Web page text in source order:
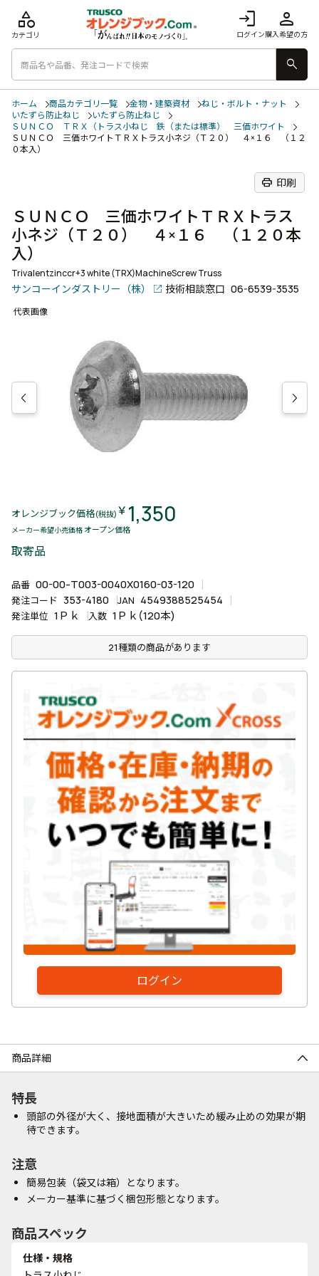
login
ログイン
person
購入希望の方
category
カテゴリ
search
ホーム 商品カテゴリ一覧 金物・建築資材
ねじ・ボルト・ナット
いたずら防止ねじ
いたずら防止ねじ
ＳＵＮＣＯ ＴＲＸ（トラス小ねじ 鉄（または標準） 三価ホワイト
ＳＵＮＣＯ 三価ホワイトＴＲＸトラス小ネジ（Ｔ２０） ４×１６ （１２
０本入）
print 印刷
ＳＵＮＣＯ 三価ホワイトＴＲＸトラス
小ネジ（Ｔ２０） ４×１６ （１２０本
入）
Trivalentzinccr+3 white (TRX)MachineScrew Truss
サンコーインダストリー（株） 技術相談窓口 06-6539-3535
代表画像
オレンジブック価格(税抜) ￥ 1,350
メーカー希望小売価格 オープン価格
取寄品
品番 00-00-T003-0040X0160-03-120
発注コード 353-4180 JAN 4549388525454
発注単位 1Ｐｋ 入数 1Ｐｋ(120本)
21種類の商品があります
ログイン
商品詳細
特長
頭部の外径が大く、接地面積が大きいため緩み止めの効果が期
待できます。
注意
簡易包装（袋又は箱）となります。
メーカー基準に基づく梱包形態となります。
商品スペック
仕様・規格